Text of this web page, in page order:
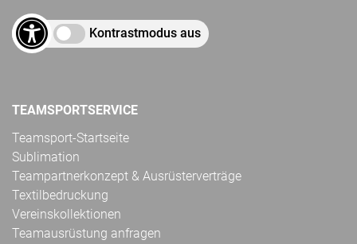
Kontrastmodus aus
TEAMSPORTSERVICE
Teamsport-Startseite
Sublimation
Teampartnerkonzept & Ausrüsterverträge
Textilbedruckung
Vereinskollektionen
Teamausrüstung anfragen